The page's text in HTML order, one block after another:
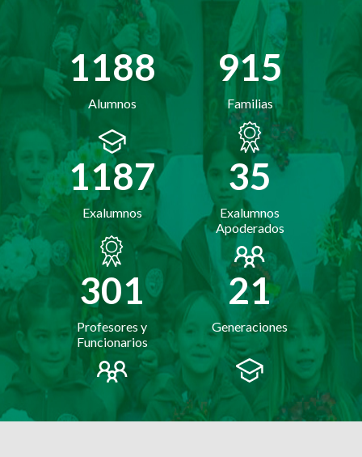
1538
Alumnos
915
Familias
1538
Exalumnos
35
Exalumnos
Apoderados
301
Profesores y
Funcionarios
21
Generaciones